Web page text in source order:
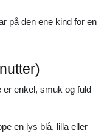
på den ene kind for en
enkel, smuk og fuld
en lys blå, lilla eller